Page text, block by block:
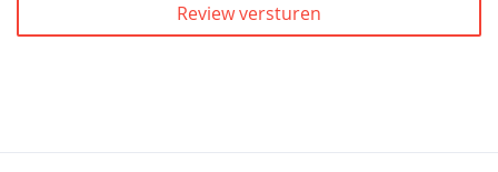
Review versturen